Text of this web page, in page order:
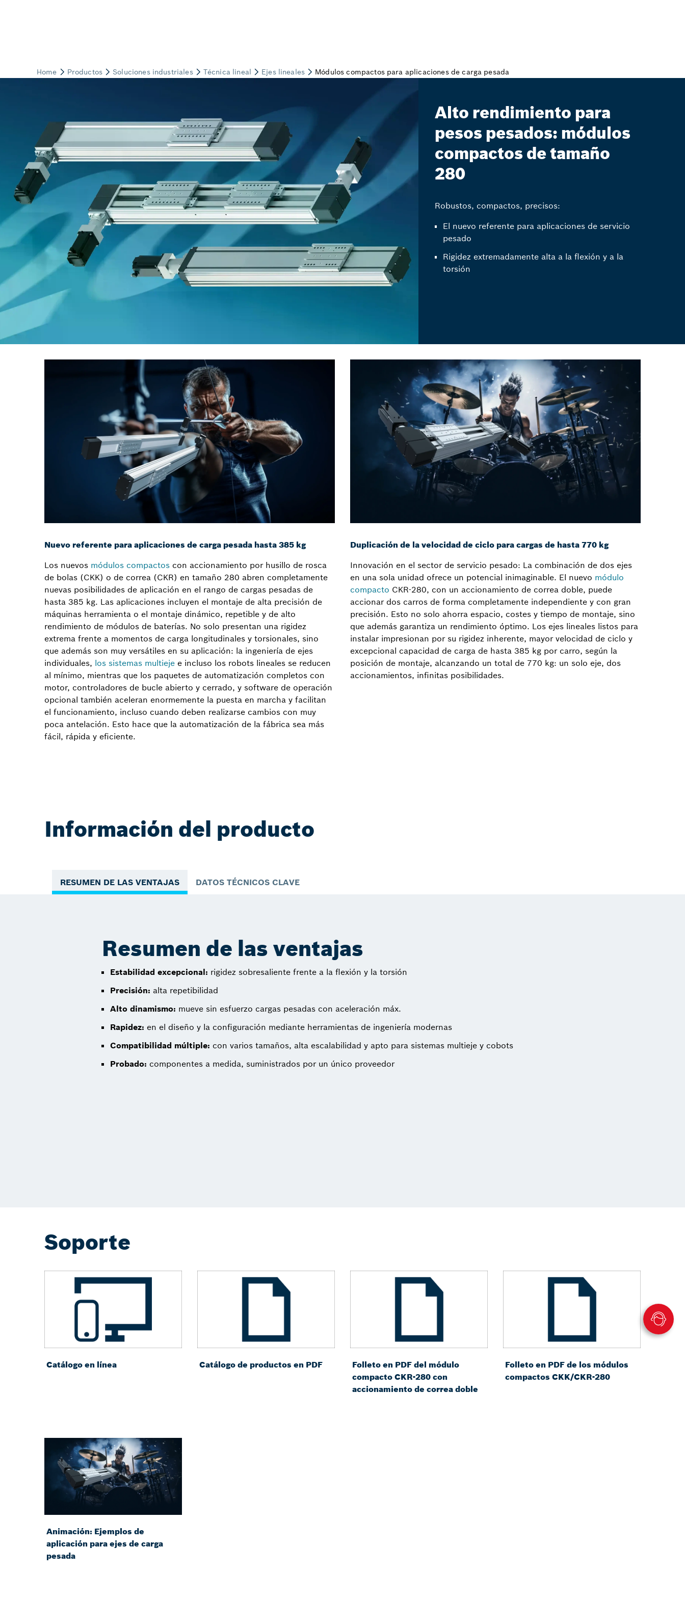
Alto rendimiento para
pesos pesados: módulos
compactos de tamaño
280
Robustos, compactos, precisos:
El nuevo referente para aplicaciones de servicio
pesado
Rigidez extremadamente alta a la flexión y a la
torsión
Nuevo referente para aplicaciones de carga pesada hasta 385 kg
Los nuevos módulos compactos con accionamiento por husillo de rosca
de bolas (CKK) o de correa (CKR) en tamaño 280 abren completamente
nuevas posibilidades de aplicación en el rango de cargas pesadas de
hasta 385 kg. Las aplicaciones incluyen el montaje de alta precisión de
máquinas herramienta o el montaje dinámico, repetible y de alto
rendimiento de módulos de baterías. No solo presentan una rigidez
extrema frente a momentos de carga longitudinales y torsionales, sino
que además son muy versátiles en su aplicación: la ingeniería de ejes
individuales, los sistemas multieje e incluso los robots lineales se reducen
al mínimo, mientras que los paquetes de automatización completos con
motor, controladores de bucle abierto y cerrado, y software de operación
opcional también aceleran enormemente la puesta en marcha y facilitan
el funcionamiento, incluso cuando deben realizarse cambios con muy
poca antelación. Esto hace que la automatización de la fábrica sea más
fácil, rápida y eficiente.
Duplicación de la velocidad de ciclo para cargas de hasta 770 kg
Innovación en el sector de servicio pesado: La combinación de dos ejes
en una sola unidad ofrece un potencial inimaginable. El nuevo módulo
compacto CKR-280, con un accionamiento de correa doble, puede
accionar dos carros de forma completamente independiente y con gran
precisión. Esto no solo ahorra espacio, costes y tiempo de montaje, sino
que además garantiza un rendimiento óptimo. Los ejes lineales listos para
instalar impresionan por su rigidez inherente, mayor velocidad de ciclo y
excepcional capacidad de carga de hasta 385 kg por carro, según la
posición de montaje, alcanzando un total de 770 kg: un solo eje, dos
accionamientos, infinitas posibilidades.
Información del producto
RESUMEN DE LAS VENTAJAS DATOS TÉCNICOS CLAVE
Resumen de las ventajas
Estabilidad excepcional: rigidez sobresaliente frente a la flexión y la torsión
Precisión: alta repetibilidad
Alto dinamismo: mueve sin esfuerzo cargas pesadas con aceleración máx.
Rapidez: en el diseño y la configuración mediante herramientas de ingeniería modernas
Compatibilidad múltiple: con varios tamaños, alta escalabilidad y apto para sistemas multieje y cobots
Probado: componentes a medida, suministrados por un único proveedor
Soporte
Catálogo en línea Catálogo de productos en PDF
Folleto en PDF del módulo
compacto CKR-280 con
accionamiento de correa doble
Folleto en PDF de los módulos
compactos CKK/CKR-280
Animación: Ejemplos de
aplicación para ejes de carga
pesada